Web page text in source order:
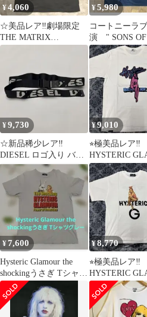
¥4,060
☆美品レア‼️劇場限定
THE MATRIX
RESURRECTIONS Tシ
¥5,980
コートニーラ
演 " SONS OF
ANARCHY T
¥9,730
☆新品稀少レア‼️
DIESEL ロゴ入り バッ
クルロングベルト ブラ
ック‼️
¥9,010
⭐︎極美品レア‼️
HYSTERIC
× BE@RBRIK
L
¥7,600
Hysteric Glamour the
shockingうさぎ Tシャツ
グレー
¥8,770
⭐︎極美品レア‼️
HYSTERIC
× PLAYBOY コ